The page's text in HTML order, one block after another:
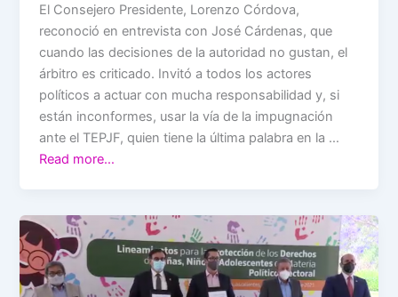
El Consejero Presidente, Lorenzo Córdova,
reconoció en entrevista con José Cárdenas, que
cuando las decisiones de la autoridad no gustan, el
árbitro es criticado. Invitó a todos los actores
políticos a actuar con mucha responsabilidad y, si
están inconformes, usar la vía de la impugnación
ante el TEPJF, quien tiene la última palabra en la …
Read more…